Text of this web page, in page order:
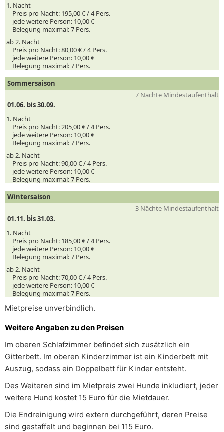
1. Nacht
Preis pro Nacht: 195,00 € /4Pers.
jede weitere Person: 10,00 €
Belegung maximal:7 Pers.
ab 2. Nacht
Preis pro Nacht:80,00 € /4Pers.
jede weitere Person: 10,00 €
Belegung maximal:7 Pers.
Sommersaison
7 Nächte Mindestaufenthalt
01.06. bis 30.09.
1. Nacht
Preis pro Nacht:205,00 € /4Pers.
jede weitere Person: 10,00 €
Belegung maximal:7 Pers.
ab 2. Nacht
Preis pro Nacht:90,00 € /4Pers.
jede weitere Person: 10,00 €
Belegung maximal:7 Pers.
Wintersaison
3 Nächte Mindestaufenthalt
01.11. bis 31.03.
1. Nacht
Preis pro Nacht: 185,00 € /4Pers.
jede weitere Person: 10,00 €
Belegung maximal:7 Pers.
ab 2. Nacht
Preis pro Nacht:70,00 € /4Pers.
jede weitere Person: 10,00 €
Belegung maximal:7 Pers.
Mietpreise unverbindlich.
Weitere Angaben zu den Preisen
Im oberen Schlafzimmer befindet sich zusätzlich ein
Gitterbett. Im oberen Kinderzimmer ist ein Kinderbett mit
Auszug, sodass ein Doppelbett für Kinder entsteht.
Des Weiteren sind im Mietpreis zwei Hunde inkludiert, jeder
weitere Hund kostet 15 Euro für die Mietdauer.
Die Endreinigung wird extern durchgeführt, deren Preise
sind gestaffelt und beginnen bei 115 Euro.